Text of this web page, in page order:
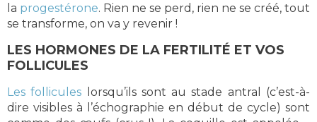
la progestérone. Rien ne se perd, rien ne se créé, tout
se transforme, on va y revenir !
LES HORMONES DE LA FERTILITÉ ET VOS
FOLLICULES
Les follicules lorsqu’ils sont au stade antral (c’est-à-
dire visibles à l’échographie en début de cycle) sont